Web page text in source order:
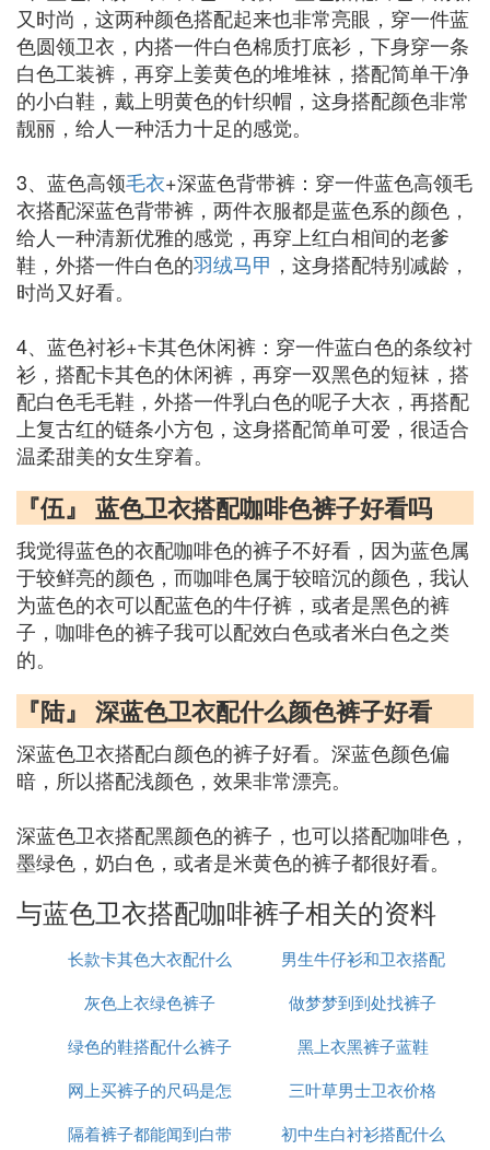
又时尚，这两种颜色搭配起来也非常亮眼，穿一件蓝
色圆领卫衣，内搭一件白色棉质打底衫，下身穿一条
白色工装裤，再穿上姜黄色的堆堆袜，搭配简单干净
的小白鞋，戴上明黄色的针织帽，这身搭配颜色非常
靓丽，给人一种活力十足的感觉。
3、蓝色高领毛衣+深蓝色背带裤：穿一件蓝色高领毛
衣搭配深蓝色背带裤，两件衣服都是蓝色系的颜色，
给人一种清新优雅的感觉，再穿上红白相间的老爹
鞋，外搭一件白色的羽绒马甲 ，这身搭配特别减龄，
时尚又好看。
4、蓝色衬衫+卡其色休闲裤：穿一件蓝白色的条纹衬
衫，搭配卡其色的休闲裤，再穿一双黑色的短袜，搭
配白色毛毛鞋，外搭一件乳白色的呢子大衣，再搭配
上复古红的链条小方包，这身搭配简单可爱，很适合
温柔甜美的女生穿着。
『伍』 蓝色卫衣搭配咖啡色裤子好看吗
我觉得蓝色的衣配咖啡色的裤子不好看，因为蓝色属
于较鲜亮的颜色，而咖啡色属于较暗沉的颜色，我认
为蓝色的衣可以配蓝色的牛仔裤，或者是黑色的裤
子，咖啡色的裤子我可以配效白色或者米白色之类
的。
『陆』 深蓝色卫衣配什么颜色裤子好看
深蓝色卫衣搭配白颜色的裤子好看。深蓝色颜色偏
暗，所以搭配浅颜色，效果非常漂亮。
深蓝色卫衣搭配黑颜色的裤子，也可以搭配咖啡色，
墨绿色，奶白色，或者是米黄色的裤子都很好看。
与蓝色卫衣搭配咖啡裤子相关的资料
长款卡其色大衣配什么
裤子好看吗
男生牛仔衫和卫衣搭配
什么裤子
灰色上衣绿色裤子
做梦梦到到处找裤子
绿色的鞋搭配什么裤子
好看
黑上衣黑裤子蓝鞋
网上买裤子的尺码是怎
么算的
三叶草男士卫衣价格
隔着裤子都能闻到白带
初中生白衬衫搭配什么